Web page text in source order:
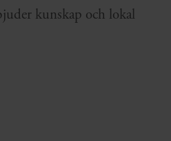
kunskap och lokal